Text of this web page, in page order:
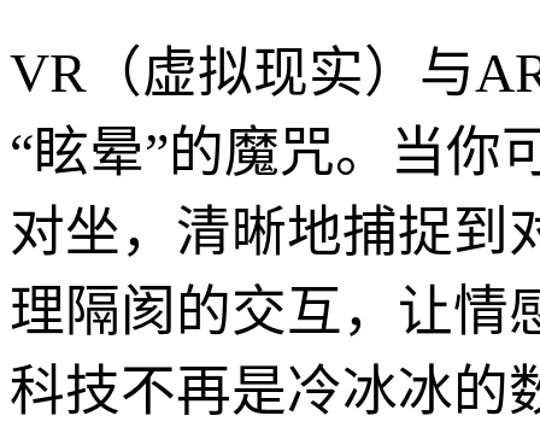
VR（虚拟现实）与
“眩晕”的魔咒。当你
对坐，清晰地捕捉到
理隔阂的交互，让情
科技不再是冷冰冰的